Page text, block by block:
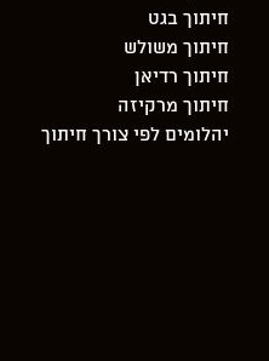
חיתוך בגט
חיתוך משולש
חיתוך רדיאן
חיתוך מרקיזה
יהלומים לפי צורך חיתוך